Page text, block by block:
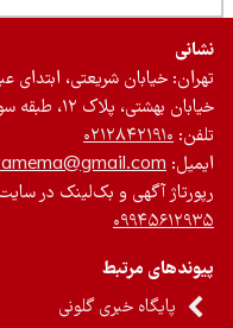
خیابان شریعتی، ابتدای
بهشتی، پلاک ۱۲، طبقه سوم، واحد ۵
۰۲۱۲۸۴۲۱۹۱۰
آگهی و بک‌لینک در سایت
مرتبط
پایگاه خبری گلونی